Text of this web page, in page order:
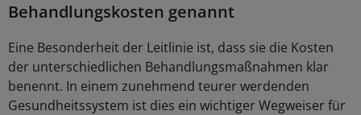
Behandlungskosten genannt
Eine Besonderheit der Leitlinie ist, dass sie die Kosten
der unterschiedlichen Behandlungsmaßnahmen klar
benennt. In einem zunehmend teurer werdenden
Gesundheitssystem ist dies ein wichtiger Wegweiser für